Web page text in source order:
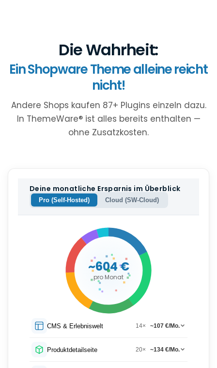
Die Wahrheit:
Ein Shopware Theme alleine reicht
nicht!
Andere Shops kaufen 87+ Plugins einzeln dazu.
In ThemeWare® ist alles bereits enthalten —
ohne Zusatzkosten.
Deine monatliche Ersparnis im Überblick
Pro (Self-Hosted) Cloud (SW-Cloud)
~604€
pro Monat
CMS & Erlebniswelt 14× ~107 €/Mo.
Produktdetailseite 20× ~134 €/Mo.